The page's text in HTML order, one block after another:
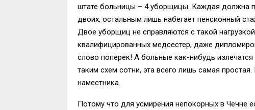
штате больницы – 4 уборщицы. Каждая должна
двоих, остальным лишь набегает пенсионный
Двое уборщиц не справляются с такой
квалифицированных медсестер, даже
слово поперек! А больные как-нибудь
таким схем сотни, эта всего лишь самая
наместника.
Потому что для усмирения непокорных в Чечне